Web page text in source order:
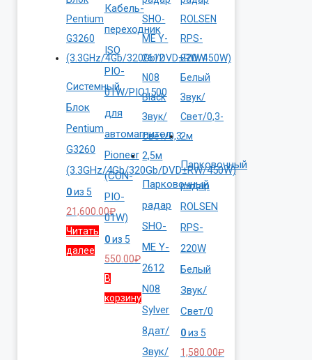
Системный
Блок
Pentium
G3260
(3.3GHz/4Gb/320Gb/DVD±RW/450W)
0из 5
21,600.00₽
Читать
далее
Кабель-
переходник
ISO
PIO-
01W/PIO1500
для
автомагнитол
Pioneer
(CON-
PIO-
01W)
0из 5
550.00₽
В
корзину
Парковочный
радар
SHO-
ME Y-
2612
N08
Sylver
8дат/
Звук/
Парковочный
радар
ROLSEN
RPS-
220W
Белый
Звук/
Свет/0
0из 5
1,580.00₽